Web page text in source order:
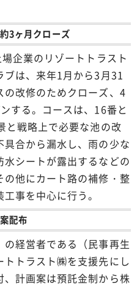
3ヶ月クローズ
企業のリゾートトラスト
ブは、来年1月から3月31
の改修のためクローズ、4
する。コースは、16番と
と戦略上で必要な池の改
合から漏水し、雨の少な
シートが露出するなどの
他にカート路の補修・整
事を中心に行う。
配布
経営者である（民事再生
トラスト㈱を支援先にし
計画案は預託金制から株